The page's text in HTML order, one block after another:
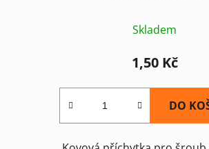
Skladem
1,50 Kč
DO